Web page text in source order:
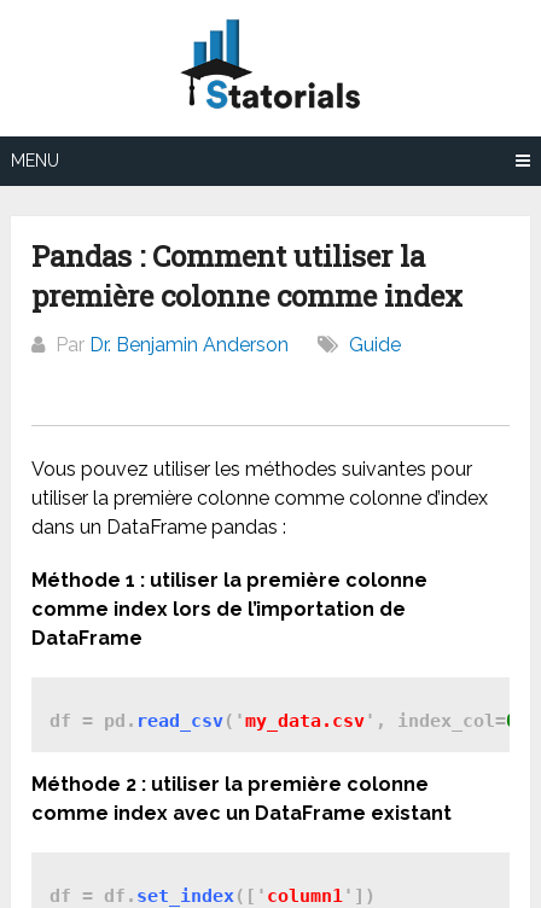
MENU
Pandas : Comment utiliser la
première colonne comme index
Par Dr. Benjamin Anderson Guide
Vous pouvez utiliser les méthodes suivantes pour
utiliser la première colonne comme colonne d’index
dans un DataFrame pandas :
Méthode 1 : utiliser la première colonne
comme index lors de l’importation de
DataFrame
df = pd. read_csv('my_data.csv', index_col=0
Méthode 2 : utiliser la première colonne
comme index avec un DataFrame existant
df = df. set_index([' column1